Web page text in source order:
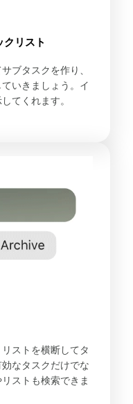
リスト
ブタスクを作り、
いきましょう。イ
てくれます。
ストを横断してタ
なタスクだけでな
ストも検索できま